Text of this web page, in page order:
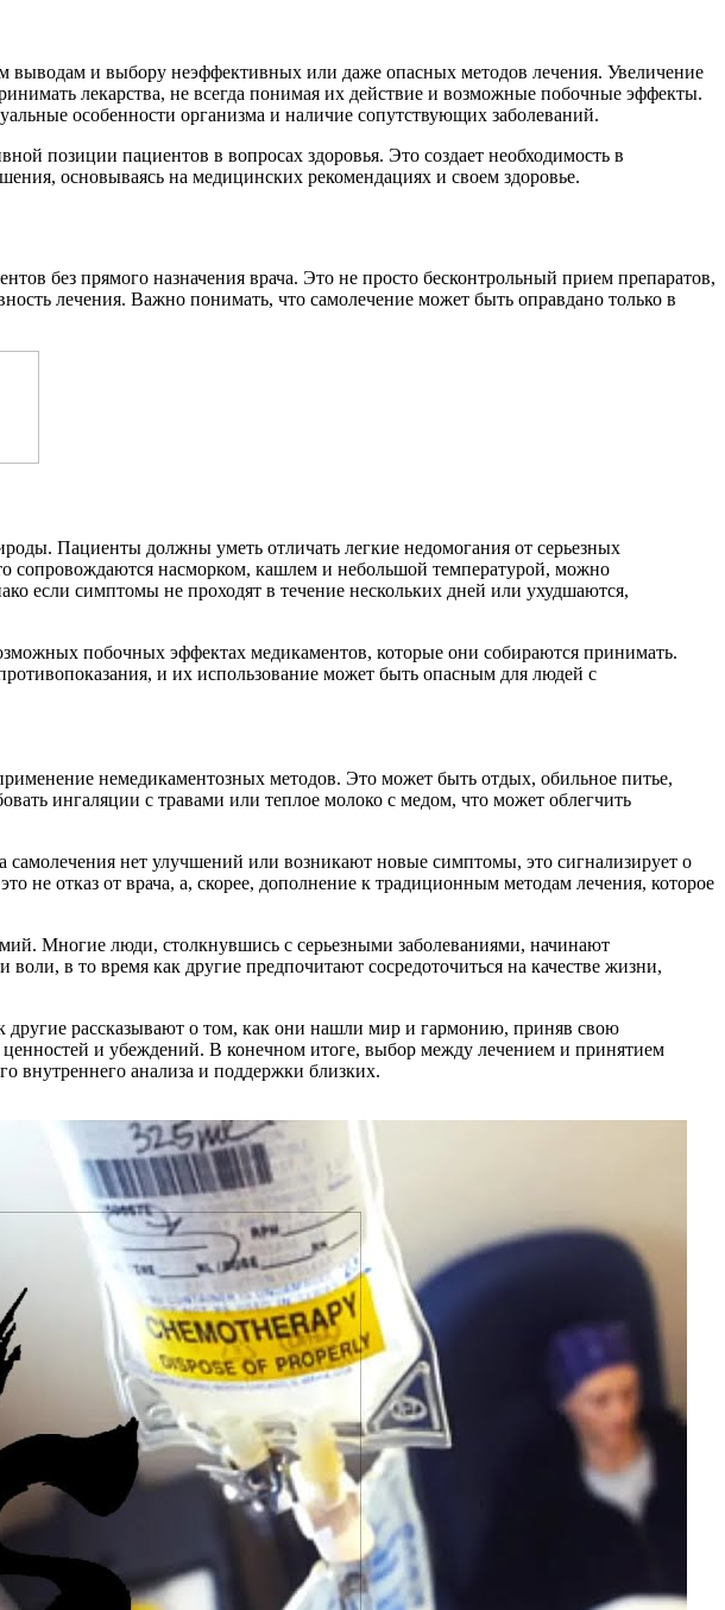
и выбору неэффективных или даже опасных методов лечения. Увеличение
лекарства, не всегда понимая их действие и возможные побочные эффекты.
особенности организма и наличие сопутствующих заболеваний.
позиции пациентов в вопросах здоровья. Это создает необходимость в
основываясь на медицинских рекомендациях и своем здоровье.
без прямого назначения врача. Это не просто бесконтрольный прием препаратов,
лечения. Важно понимать, что самолечение может быть оправдано только в
Пациенты должны уметь отличать легкие недомогания от серьезных
сопровождаются насморком, кашлем и небольшой температурой, можно
если симптомы не проходят в течение нескольких дней или ухудшаются,
побочных эффектах медикаментов, которые они собираются принимать.
и их использование может быть опасным для людей с
немедикаментозных методов. Это может быть отдых, обильное питье,
ингаляции с травами или теплое молоко с медом, что может облегчить
самолечения нет улучшений или возникают новые симптомы, это сигнализирует о
отказ от врача, а, скорее, дополнение к традиционным методам лечения, которое
Многие люди, столкнувшись с серьезными заболеваниями, начинают
в то время как другие предпочитают сосредоточиться на качестве жизни,
другие рассказывают о том, как они нашли мир и гармонию, приняв свою
и убеждений. В конечном итоге, выбор между лечением и принятием
внутреннего анализа и поддержки близких.